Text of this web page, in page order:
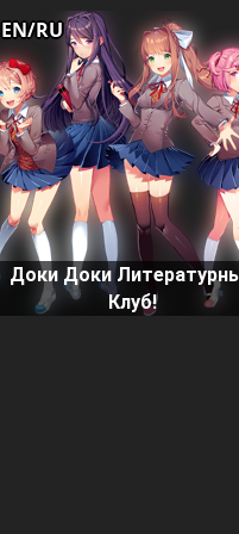
Доки Доки
Клуб!
EN/RU